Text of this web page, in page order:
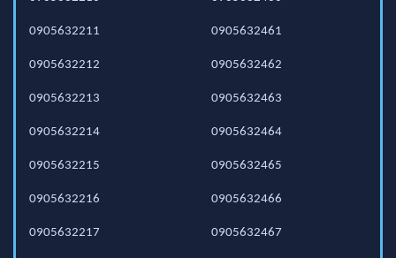
0905632211
0905632212
0905632213
0905632214
0905632215
0905632216
0905632217
0905632461
0905632462
0905632463
0905632464
0905632465
0905632466
0905632467